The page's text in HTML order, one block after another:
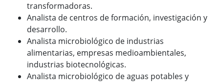
transformadoras.
Analista de centros de formación, investigación y
desarrollo.
Analista microbiológico de industrias
alimentarias, empresas medioambientales,
industrias biotecnológicas.
Analista microbiológico de aguas potables y